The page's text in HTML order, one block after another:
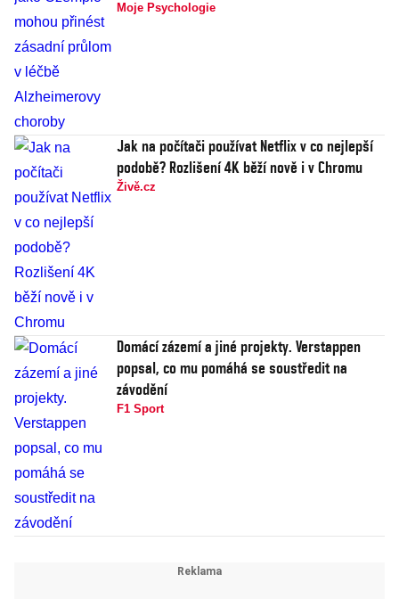
Moje Psychologie
Jak na počítači používat Netflix v co nejlepší
podobě? Rozlišení 4K běží nově i v Chromu
Živě.cz
Domácí zázemí a jiné projekty. Verstappen
popsal, co mu pomáhá se soustředit na
závodění
F1 Sport